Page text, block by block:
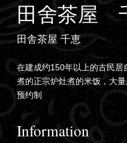
田舍茶屋
田舎茶屋 千恵
在建成约150年以上的古民居
煮的正宗炉灶煮的米饭，大
预约制
Information